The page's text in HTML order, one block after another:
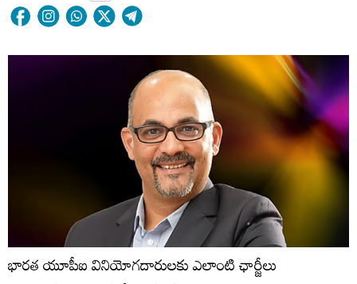
భారత యూపీఐ వినియోగదారులకు ఎలాంటి ఛార్జీలు